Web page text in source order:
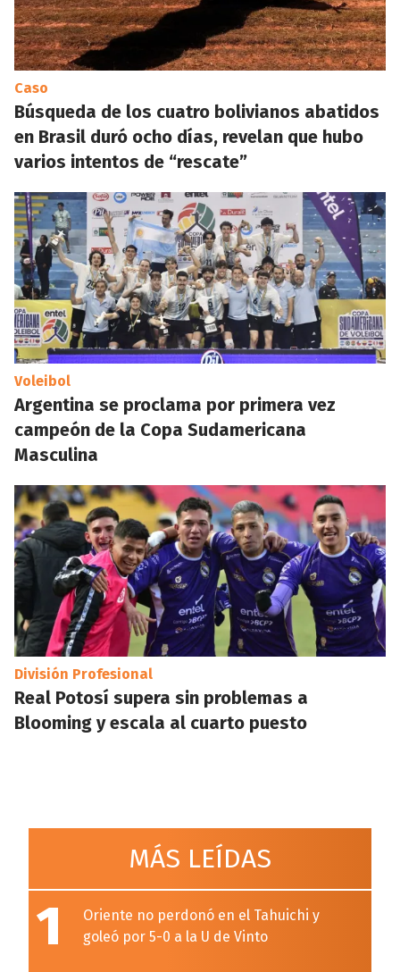
Caso
Búsqueda de los cuatro bolivianos abatidos
en Brasil duró ocho días, revelan que hubo
varios intentos de “rescate”
Voleibol
Argentina se proclama por primera vez
campeón de la Copa Sudamericana
Masculina
División Profesional
Real Potosí supera sin problemas a
Blooming y escala al cuarto puesto
MÁS LEÍDAS
1
Oriente no perdonó en el Tahuichi y
goleó por 5-0 a la U de Vinto